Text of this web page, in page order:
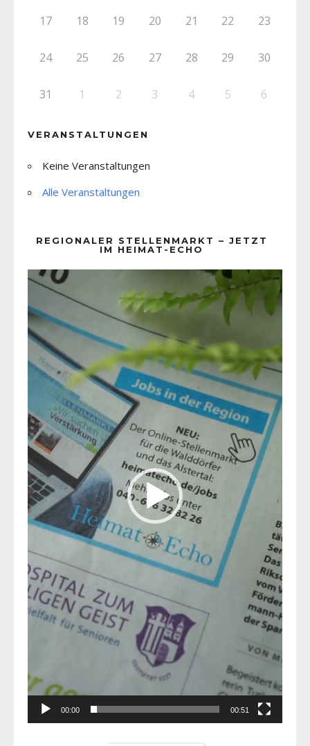
17 18 19 20 21 22 23
24 25 26 27 28 29 30
31 1 2 3 4 5 6
VERANSTALTUNGEN
Keine Veranstaltungen
Alle Veranstaltungen
REGIONALER STELLENMARKT – JETZT
IM HEIMAT-ECHO
Player
00:00 00:51